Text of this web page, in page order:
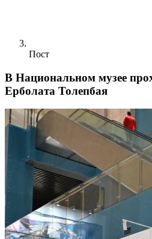
Пост
В Национальном музее
Ерболата Толепбая